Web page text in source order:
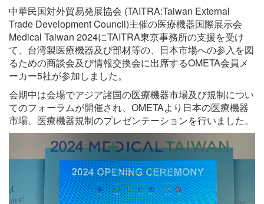
中華民国対外貿易発展協会 (TAITRA:Taiwan External
Trade Development Council)主催の医療機器国際展示会
Medical Taiwan 2024にTAITRA東京事務所の支援を受け
て、台湾製医療機器及び部材等の、日本市場への参入を図
るための商談会及び情報交換会に出席するOMETA会員メ
ーカー5社が参加しました。
会期中は会場でアジア諸国の医療機器市場及び規制につい
てのフォーラムが開催され、OMETAより日本の医療機器
市場、医療機器規制のプレゼンテーションを行いました。